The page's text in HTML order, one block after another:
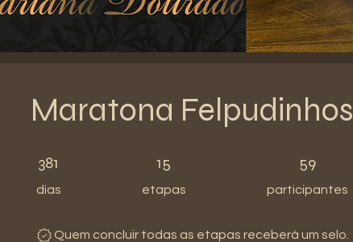
Maratona Felpudinhos
381
dias
381 dias 15
etapas
59
participantes
Quem concluir todas as etapas receberá um selo.